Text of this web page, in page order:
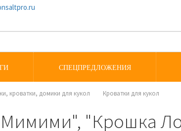
СПЕЦПРЕДЛОЖЕНИЯ
кроватки, домики для кукол Кроватки для кукол
"Крошка